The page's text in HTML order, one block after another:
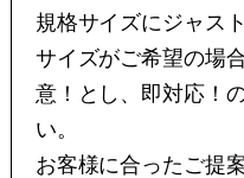
規格サイズにジャス
サイズがご希望の場
意！とし、即対応！
い。
お客様に合ったご提